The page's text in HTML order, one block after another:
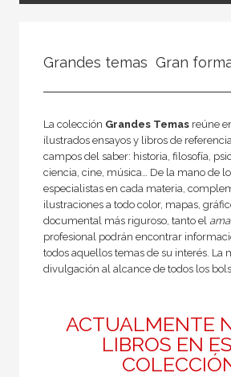
Ficción
MATERIAS
Literatura anglosajona
Literatura eslava
Literatura alemana
Literatura española e hispanoamericana
Clásicos de la Literatura
Grandes temas  Gran
La colección Grandes Temas reúne
ilustrados ensayos y libros de
campos del saber: historia, filosofía,
ciencia, cine, música… De la mano de
especialistas en cada materia,
ilustraciones a todo color, mapas,
documental más riguroso, tanto el
profesional podrán encontrar
todos aquellos temas de su interés. La
divulgación al alcance de todos los
ACTUALMENTE
LIBROS EN